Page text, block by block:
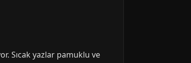
Sıcak yazlar pamuklu ve